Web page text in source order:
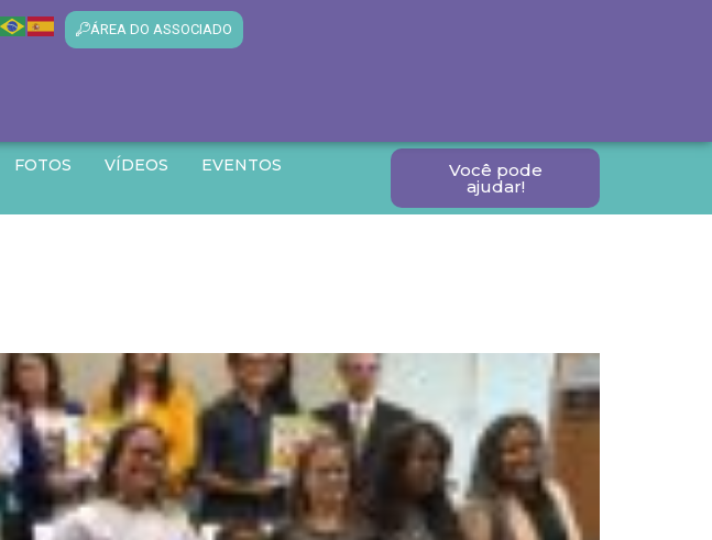
ÁREA DO ASSOCIADO
FOTOS VÍDEOS
EVENTOS
Você pode
ajudar!